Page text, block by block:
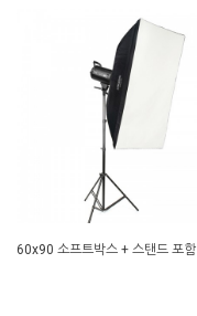
60x90 소프트박스 + 스탠드 포함